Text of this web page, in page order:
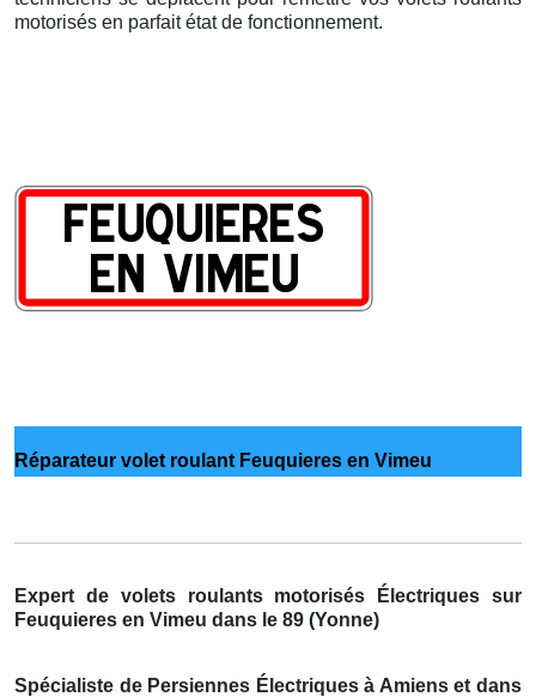
motorisés en parfait état de fonctionnement.
Réparateur volet roulant Feuquieres en Vimeu
Expert de volets roulants motorisés Électriques sur
Feuquieres en Vimeu dans le 89 (Yonne)
Spécialiste de Persiennes Électriques à Amiens et dans